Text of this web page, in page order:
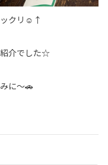
ックリ☺↑
介でした☆
に～🚗